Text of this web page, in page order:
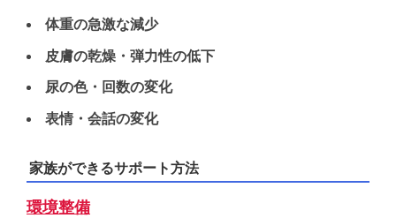
体重の急激な減少
皮膚の乾燥・弾力性の低下
尿の色・回数の変化
表情・会話の変化
家族ができるサポート方法
環境整備